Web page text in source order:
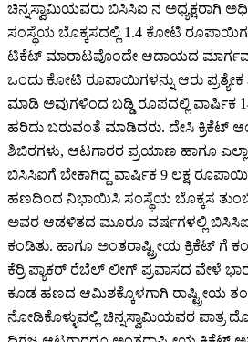
ಚಿನ್ನಸ್ವಾಮಿಯವರು ಬಿಸಿಸಿಐ ನ ಅಧ್ಯಕ್ಷರಾಗಿ
ಸಂಸ್ಥೆಯ ಬೊಕ್ಕಸದಲ್ಲಿ 1.4 ಕೋಟಿ
ಟಿಕೆಟ್ ಮಾರಾಟವೊಂದೇ ಆದಾಯದ
ಒಂದು ಕೋಟಿ ರೂಪಾಯಿಗಳನ್ನು ಆರು
ಮಾಡಿ ಅವುಗಳಿಂದ ಬಡ್ಡಿ ರೂಪದಲ್ಲಿ ವಾರ್ಷಿಕ
ಹರಿದು ಬರುವಂತೆ ಮಾಡಿದರು. ದೇಸಿ ಕ್ರಿಕೆಟ್
ಶಿಬಿರಗಳು, ಆಟಗಾರರ ಪ್ರಯಾಣ ಹಾಗೂ
ಬಿಸಿಸಿಐಗೆ ಬೇಕಾಗಿದ್ದ ವಾರ್ಷಿಕ 9 ಲಕ್ಷ
ಹಣದಿಂದ ನಿಭಾಯಿಸಿ ಸಂಸ್ಥೆಯ ಬೊಕ್ಕಸ
ಅವರ ಆಡಳಿತದ ಮೂರೂ ವರ್ಷಗಳಲ್ಲಿ
ಕಂಡಿತು. ಹಾಗೂ ಅಂತರಾಷ್ಟ್ರೀಯ ಕ್ರಿಕೆಟ್ ಗೆ
ಕೆರ‍್ರಿ ಪ್ಯಾಕರ್ ರೆಬೆಲ್ ಲೀಗ್ ಪ್ರವಾಸದ ವೇಳೆ
ಕೂಡ ಹಣದ ಆಮಿಶಕ್ಕೊಳಗಾಗಿ ರಾಷ್ಟ್ರೀಯ
ನೋಡಿಕೊಳ್ಳುವಲ್ಲಿ ಚಿನ್ನಸ್ವಾಮಿಯವರ ಪಾತ್ರ